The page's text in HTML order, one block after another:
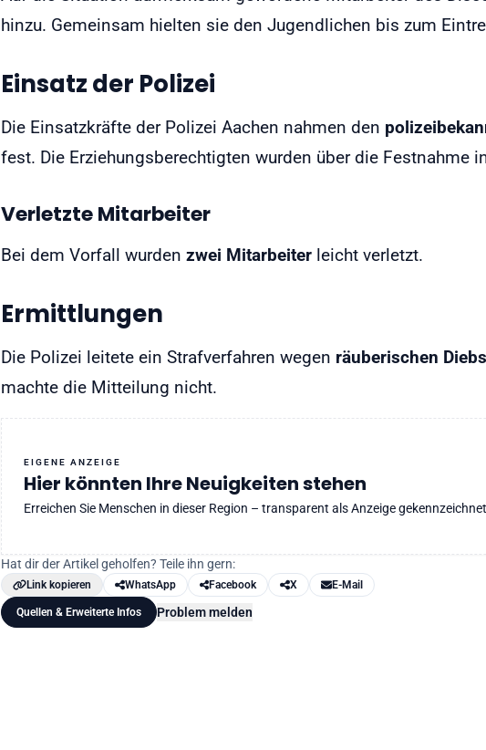
hinzu. Gemeinsam hielten sie den Jugendlichen bis zum
Einsatz der Polizei
Die Einsatzkräfte der Polizei Aachen nahmen den
fest. Die Erziehungsberechtigten wurden über die Festnahme
Verletzte Mitarbeiter
Bei dem Vorfall wurdenzwei Mitarbeiter leicht verletzt.
Ermittlungen
Die Polizei leitete ein Strafverfahren wegen räuberischen
machte die Mitteilung nicht.
EIGENE ANZEIGE
Hier könnten Ihre Neuigkeiten stehen
Erreichen Sie Menschen in dieser Region – transparent als Anzeige
Hat dir der Artikel geholfen? Teile ihn gern:
Link kopieren WhatsApp Facebook X E-Mail
Quellen & Erweiterte Infos Problem melden